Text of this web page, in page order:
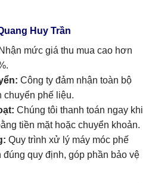
Huy Trần
Nhận mức giá thu mua cao hơn
Công ty đảm nhận toàn bộ
chuyển phế liệu.
Chúng tôi thanh toán ngay khi
tiền mặt hoặc chuyển khoản.
Quy trình xử lý máy móc phế
quy định, góp phần bảo vệ